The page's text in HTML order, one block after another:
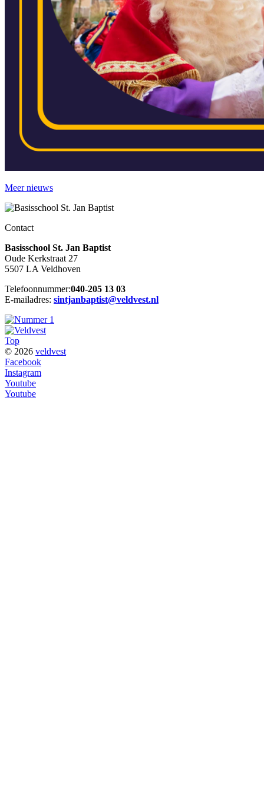
Meer nieuws
Contact
Basisschool St. Jan Baptist
Oude Kerkstraat 27
5507 LA Veldhoven
Telefoonnummer:040-205 13 03
E-mailadres: sintjanbaptist@veldvest.nl
Top
© 2026 veldvest
Facebook
Instagram
Youtube
Youtube